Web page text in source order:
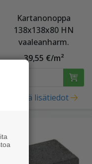
Kartanonoppa
138x138x80 HN
vaaleanharm.
39,55 €/m²
Näytä lisätiedot